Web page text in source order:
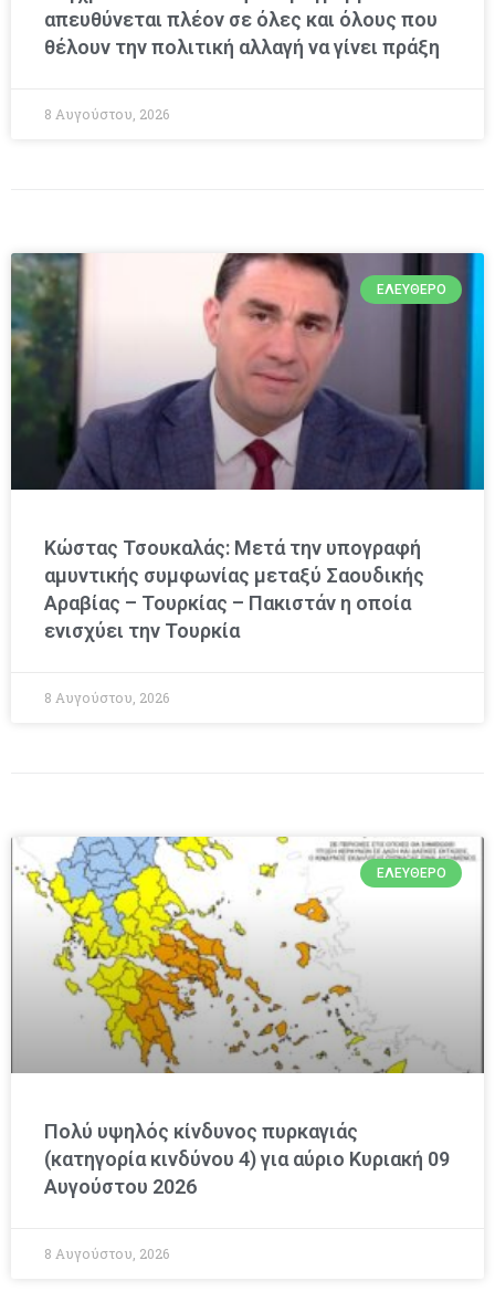
απευθύνεται πλέον σε όλες και όλους που
θέλουν την πολιτική αλλαγή να γίνει πράξη
8 Αυγούστου, 2026
ΕΛΕΎΘΕΡΟ
Κώστας Τσουκαλάς: Μετά την υπογραφή
αμυντικής συμφωνίας μεταξύ Σαουδικής
Αραβίας – Τουρκίας – Πακιστάν η οποία
ενισχύει την Τουρκία
8 Αυγούστου, 2026
ΕΛΕΎΘΕΡΟ
Πολύ υψηλός κίνδυνος πυρκαγιάς
(κατηγορία κινδύνου 4) για αύριο Κυριακή 09
Αυγούστου 2026
8 Αυγούστου, 2026